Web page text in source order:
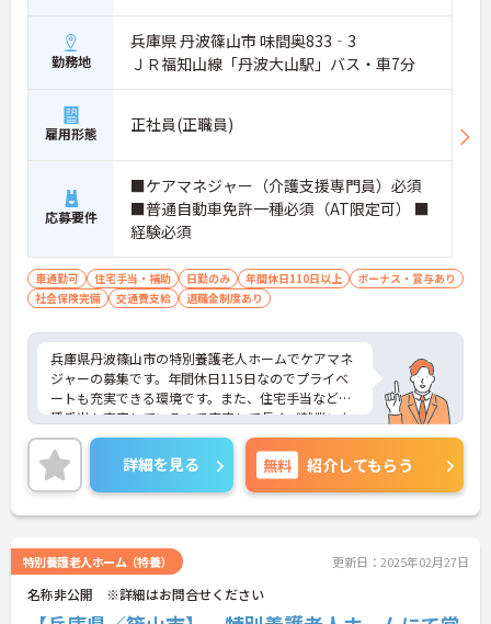
勤務地
兵庫県 丹波篠山市 味間奥833‐3
ＪＲ福知山線「丹波大山駅」バス・車7分
雇用形態 正社員(正職員)
応募要件
■ケアマネジャー（介護支援専門員）必須
■普通自動車免許一種必須（AT限定可） ■
経験必須
車通勤可 住宅手当・補助 日勤のみ 年間休日110日以上
ボーナス・賞与あり
社会保険完備
交通費支給 退職金制度あり
兵庫県丹波篠山市の特別養護老人ホームでケアマネ
ジャーの募集です。年間休日115日なのでプライベ
ートも充実できる環境です。また、住宅手当など各
種手当も充実しているので安定して長くご就業いた
だけます。ご興味のある方はご面接のポイントお伝
えしますのでご気軽にお問い合わせください。
詳細を見る 無料 紹介してもらう
特別養護老人ホーム（特養） 更新日：2025年02月27日
名称非公開 ※詳細はお問合せください